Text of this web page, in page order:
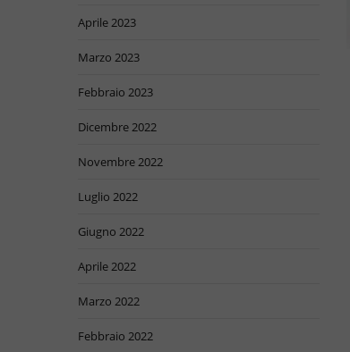
Aprile 2023
Marzo 2023
Febbraio 2023
Dicembre 2022
Novembre 2022
Luglio 2022
Giugno 2022
Aprile 2022
Marzo 2022
Febbraio 2022